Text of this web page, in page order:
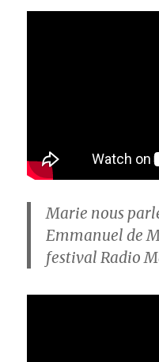
Marie nous
Emmanuel de
festival Radio